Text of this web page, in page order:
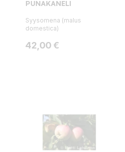
PUNAKANELI
Syysomena (malus
domestica)
Hinta
42,00 €